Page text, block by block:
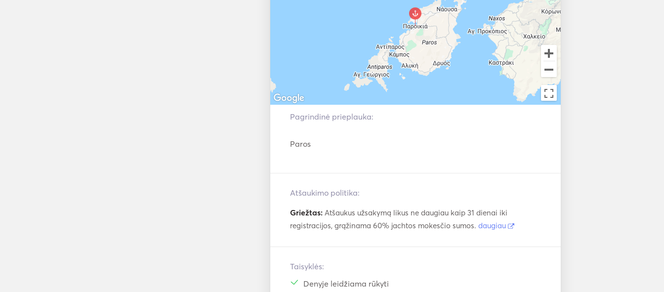
Pagrindinė prieplauka:
Paros
Atšaukimo politika:
Griežtas: Atšaukus užsakymą likus ne daugiau kaip 31 dienai iki
registracijos, grąžinama 60% jachtos mokesčio sumos. daugiau
Taisyklės:
Denyje leidžiama rūkyti